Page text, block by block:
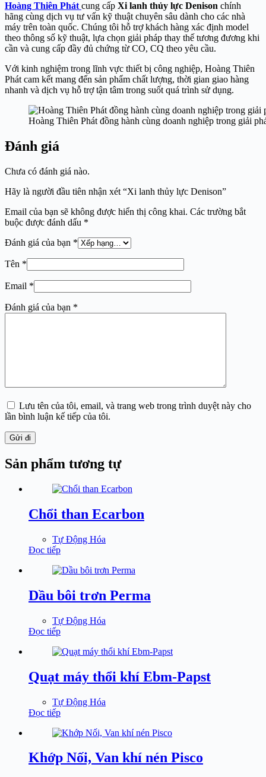
Hoàng Thiên Phát cung cấp Xi lanh thủy lực Denison chính
hãng cùng dịch vụ tư vấn kỹ thuật chuyên sâu dành cho các nhà
máy trên toàn quốc. Chúng tôi hỗ trợ khách hàng xác định model
theo thông số kỹ thuật, lựa chọn giải pháp thay thế tương đương khi
cần và cung cấp đầy đủ chứng từ CO, CQ theo yêu cầu.
Với kinh nghiệm trong lĩnh vực thiết bị công nghiệp, Hoàng Thiên
Phát cam kết mang đến sản phẩm chất lượng, thời gian giao hàng
nhanh và dịch vụ hỗ trợ tận tâm trong suốt quá trình sử dụng.
Hoàng Thiên Phát đồng hành cùng doanh nghiệp trong giải
Đánh giá
Chưa có đánh giá nào.
Hãy là người đầu tiên nhận xét “Xi lanh thủy lực Denison”
Email của bạn sẽ không được hiển thị công khai. Các trường bắt
buộc được đánh dấu *
Đánh giá của bạn *
Tên *
Email *
Đánh giá của bạn *
Lưu tên của tôi, email, và trang web trong trình duyệt này cho
lần bình luận kế tiếp của tôi.
Gửi đi
Sản phẩm tương tự
Chổi than Ecarbon
Tự Động Hóa
Đọc tiếp
Dầu bôi trơn Perma
Tự Động Hóa
Đọc tiếp
Quạt máy thổi khí Ebm-Papst
Tự Động Hóa
Đọc tiếp
Khớp Nối, Van khí nén Pisco